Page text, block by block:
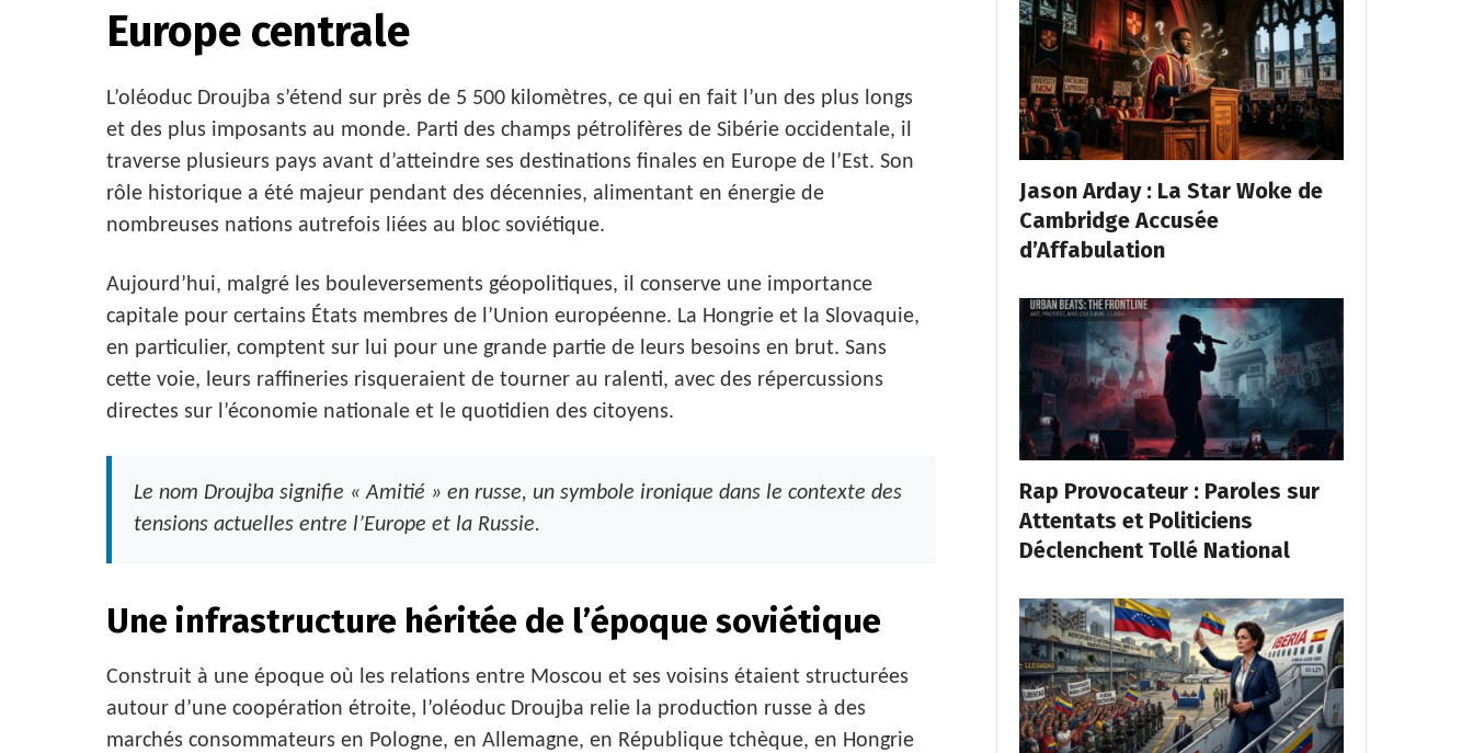
Europe centrale
L’oléoduc Droujba s’étend sur près de 5 500 kilomètres, ce qui en fait l’un des plus longs
et des plus imposants au monde. Parti des champs pétrolifères de Sibérie occidentale, il
traverse plusieurs pays avant d’atteindre ses destinations finales en Europe de l’Est. Son
rôle historique a été majeur pendant des décennies, alimentant en énergie de
nombreuses nations autrefois liées au bloc soviétique.
Aujourd’hui, malgré les bouleversements géopolitiques, il conserve une importance
capitale pour certains États membres de l’Union européenne. La Hongrie et la Slovaquie,
en particulier, comptent sur lui pour une grande partie de leurs besoins en brut. Sans
cette voie, leurs raffineries risqueraient de tourner au ralenti, avec des répercussions
directes sur l’économie nationale et le quotidien des citoyens.
Le nom Droujba signifie « Amitié » en russe, un symbole ironique dans le contexte des
tensions actuelles entre l’Europe et la Russie.
Une infrastructure héritée de l’époque soviétique
Construit à une époque où les relations entre Moscou et ses voisins étaient structurées
autour d’une coopération étroite, l’oléoduc Droujba relie la production russe à des
marchés consommateurs en Pologne, en Allemagne, en République tchèque, en Hongrie
Jason Arday : La Star Woke de
Cambridge Accusée
d’Affabulation
Rap Provocateur : Paroles sur
Attentats et Politiciens
Déclenchent Tollé National